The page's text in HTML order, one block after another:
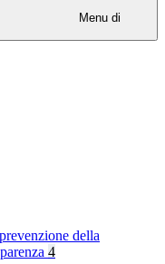
Menu di
della
4